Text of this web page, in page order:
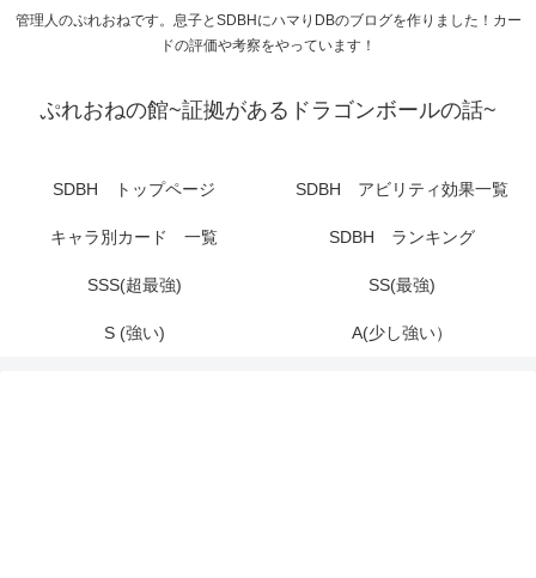
管理人のぷれおねです。息子とSDBHにハマりDBのブログを作りました！カー
ドの評価や考察をやっています！
ぷれおねの館~証拠があるドラゴンボールの話~
SDBH トップページ SDBH アビリティ効果一覧
キャラ別カード 一覧 SDBH ランキング
SSS(超最強) SS(最強)
S (強い) A(少し強い）